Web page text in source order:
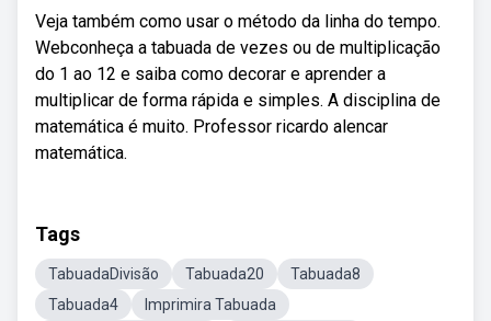
Veja também como usar o método da linha do tempo.
Webconheça a tabuada de vezes ou de multiplicação
do 1 ao 12 e saiba como decorar e aprender a
multiplicar de forma rápida e simples. A disciplina de
matemática é muito. Professor ricardo alencar
matemática.
Tags
TabuadaDivisão Tabuada20
Tabuada8
Tabuada4
Imprimira Tabuada